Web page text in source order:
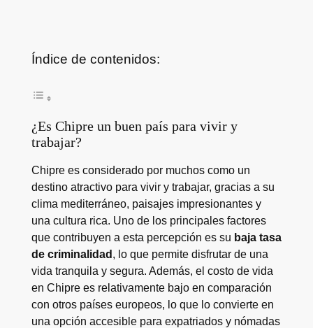
Índice de contenidos:
¿Es Chipre un buen país para vivir y
trabajar?
Chipre es considerado por muchos como un
destino atractivo para vivir y trabajar, gracias a su
clima mediterráneo, paisajes impresionantes y
una cultura rica. Uno de los principales factores
que contribuyen a esta percepción es su baja tasa
de criminalidad , lo que permite disfrutar de una
vida tranquila y segura. Además, el costo de vida
en Chipre es relativamente bajo en comparación
con otros países europeos, lo que lo convierte en
una opción accesible para expatriados y nómadas